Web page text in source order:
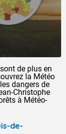
de plus en
la Météo
dangers de
Christophe
à Météo-
de-